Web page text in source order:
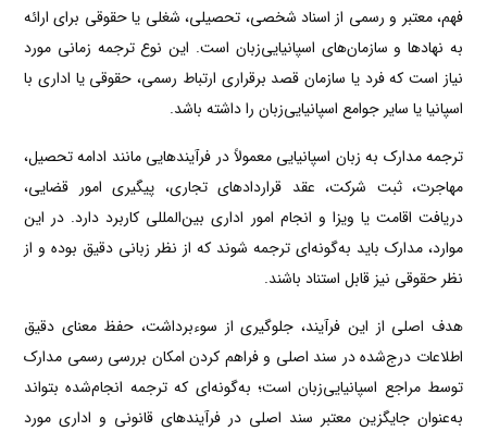
فهم، معتبر و رسمی از اسناد شخصی، تحصیلی، شغلی یا حقوقی برای ارائه
به نهادها و سازمان‌های اسپانیایی‌زبان است. این نوع ترجمه زمانی مورد
نیاز است که فرد یا سازمان قصد برقراری ارتباط رسمی، حقوقی یا اداری با
اسپانیا یا سایر جوامع اسپانیایی‌زبان را داشته باشد.
ترجمه مدارک به زبان اسپانیایی معمولاً در فرآیندهایی مانند ادامه تحصیل،
مهاجرت، ثبت شرکت، عقد قراردادهای تجاری، پیگیری امور قضایی،
دریافت اقامت یا ویزا و انجام امور اداری بین‌المللی کاربرد دارد. در این
موارد، مدارک باید به‌گونه‌ای ترجمه شوند که از نظر زبانی دقیق بوده و از
نظر حقوقی نیز قابل استناد باشند.
هدف اصلی از این فرآیند، جلوگیری از سوءبرداشت، حفظ معنای دقیق
اطلاعات درج‌شده در سند اصلی و فراهم کردن امکان بررسی رسمی مدارک
توسط مراجع اسپانیایی‌زبان است؛ به‌گونه‌ای که ترجمه انجام‌شده بتواند
به‌عنوان جایگزین معتبر سند اصلی در فرآیندهای قانونی و اداری مورد